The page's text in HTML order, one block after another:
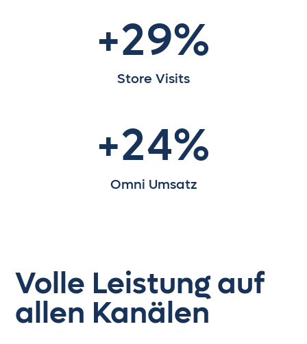
+29%
Store Visits
+
9
0
1
2
1
2
3
4%
Omni Umsatz
Volle Leistung auf
allen Kanälen